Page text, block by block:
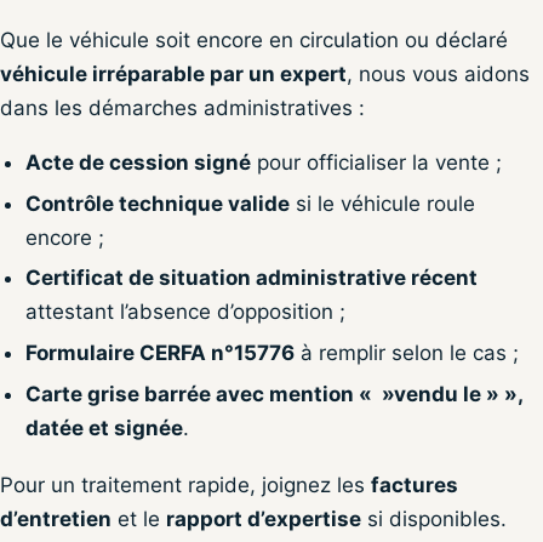
Que le véhicule soit encore en circulation ou déclaré
véhicule irréparable par un expert, nous vous aidons
dans les démarches administratives :
Acte de cession signépour officialiser la vente ;
Contrôle technique validesi le véhicule roule
encore ;
Certificat de situation administrative récent
attestant l’absence d’opposition ;
Formulaire CERFA n°15776à remplir selon le cas ;
Carte grise barrée avec mention « »vendu le » »,
datée et signée.
Pour un traitement rapide, joignez les factures
d’entretien et le rapport d’expertise si disponibles.